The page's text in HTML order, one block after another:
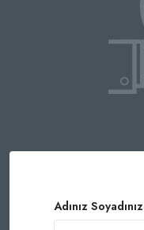
Adınız Soyadınız